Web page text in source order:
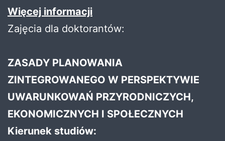
Więcej informacji
Zajęcia dla doktorantów:
ZASADY PLANOWANIA
ZINTEGROWANEGO W PERSPEKTYWIE
UWARUNKOWAŃ PRZYRODNICZYCH,
EKONOMICZNYCH I SPOŁECZNYCH
Kierunek studiów: